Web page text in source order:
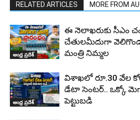
RELATED ARTICLES MORE FROM
ఆంధ్ర ప్రదేశ్
ఈ నెలాఖరుకు సీఎం
చేతులమీదుగా వెలిగొండ
మంత్రి నిమ్మల
ఆంధ్ర ప్రదేశ్
విశాఖలో రూ.30 వేల
డేటా సెంటర్.. ఒక్కో
పెట్టుబడి